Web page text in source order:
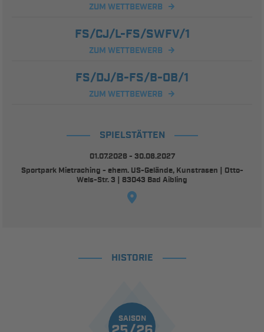
ZUM WETTBEWERB
FS/CJ/L-FS/SWFV/1
ZUM WETTBEWERB
FS/DJ/B-FS/B-OB/1
ZUM WETTBEWERB
SPIELSTÄTTEN
01.07.2026 - 30.06.2027
Sportpark Mietraching - ehem. US-Gelände, Kunstrasen | Otto-
Wels-Str. 3 | 83043 Bad Aibling
HISTORIE
SAISON